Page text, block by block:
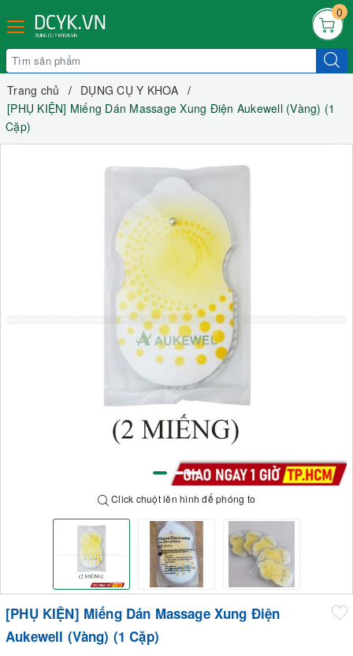
0
Trang chủ
DỤNG CỤ Y KHOA
[PHỤ KIỆN] Miếng Dán Massage Xung Điện Aukewell (Vàng) (1
Cặp)
Click chuột lên hình để phóng to
[PHỤ KIỆN] Miếng Dán Massage Xung Điện
Aukewell (Vàng) (1 Cặp)